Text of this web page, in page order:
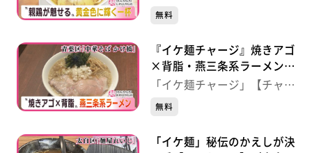
ジ！】
無料
『イケ麺チャージ』焼きアゴ
×背脂・燕三条系ラーメン
【中華そば かけ橋】 （青
「イケ麺チャージ」【チャー
ジ！】
無料
「イケ麺」秘伝のかえしが決